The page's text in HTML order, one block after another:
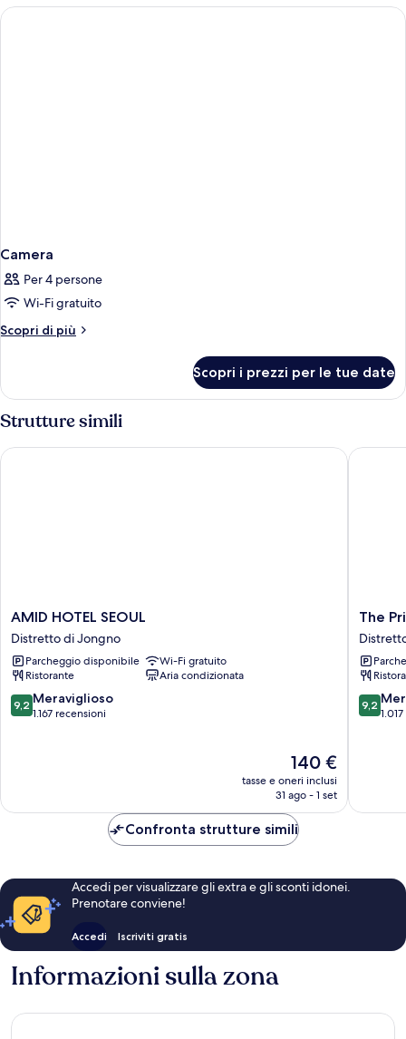
Camera
Per 4 persone
Wi-Fi gratuito
Scopri di più
Altri
Scopri i prezzi per le tue date
Strutture simili
AMID
HOTEL
SEOUL
Distretto
di
Jongno
AMID HOTEL SEOUL
Distretto di Jongno
Parcheggio disponibile
Wi-Fi gratuito
Ristorante
Aria condizionata
9.2
su
9,2 Meraviglioso
1.167 recensioni
Il
prezzo
attuale
140 €
140 €
tasse e oneri inclusi
31 ago - 1 set
AMID HOTEL SEOUL
The
Prima
Hotel
Jongno
di
The
9.2
su
9,2
The
Confronta strutture simili
Accedi per visualizzare gli extra e gli sconti idonei.
Prenotare conviene!
Accedi Iscriviti gratis
Informazioni sulla zona